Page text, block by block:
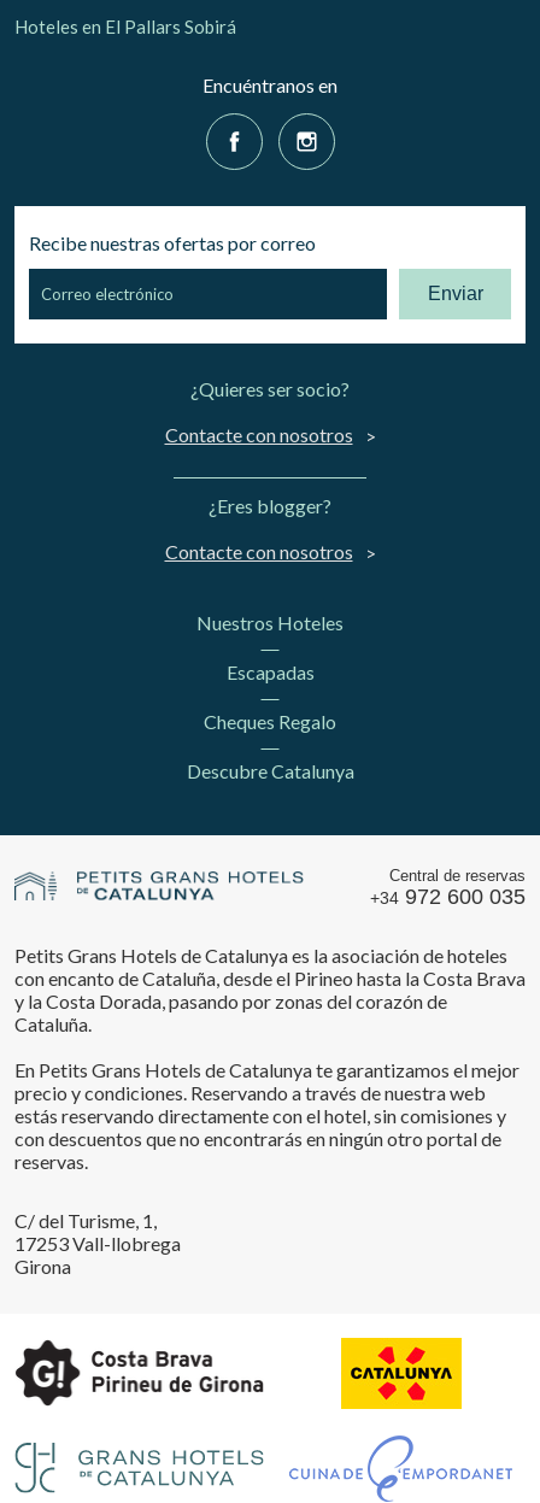
Hoteles en El Pallars Sobirá
Encuéntranos en
Recibe nuestras ofertas por correo
Enviar
¿Quieres ser socio?
Contacte con nosotros
¿Eres blogger?
Contacte con nosotros
Nuestros Hoteles
Escapadas
Cheques Regalo
Descubre Catalunya
Central de reservas
+34 972 600 035
Petits Grans Hotels de Catalunya es la asociación de hoteles
con encanto de Cataluña, desde el Pirineo hasta la Costa Brava
y la Costa Dorada, pasando por zonas del corazón de
Cataluña.
En Petits Grans Hotels de Catalunya te garantizamos el mejor
precio y condiciones. Reservando a través de nuestra web
estás reservando directamente con el hotel, sin comisiones y
con descuentos que no encontrarás en ningún otro portal de
reservas.
C/ del Turisme, 1,
17253 Vall-llobrega
Girona
Guardar configuración